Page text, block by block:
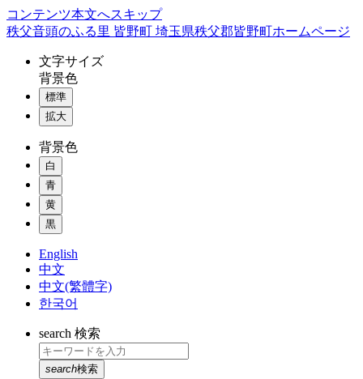
コンテンツ本文へスキップ
秩父音頭のふる里 皆野町 埼玉県秩父郡皆野町ホームページ
文字サイズ
背景色
標準
拡大
背景色
白
青
黄
黒
English
中文
中文(繁體字)
한국어
search 検索
search検索